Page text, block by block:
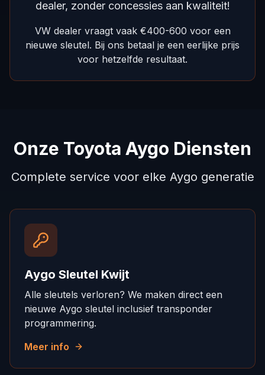
dealer, zonder concessies aan kwaliteit!
VW dealer vraagt vaak €400-600 voor een
nieuwe sleutel. Bij ons betaal je een eerlijke prijs
voor hetzelfde resultaat.
Onze Toyota Aygo Diensten
Complete service voor elke Aygo generatie
Aygo Sleutel Kwijt
Alle sleutels verloren? We maken direct een
nieuwe Aygo sleutel inclusief transponder
programmering.
Meer info